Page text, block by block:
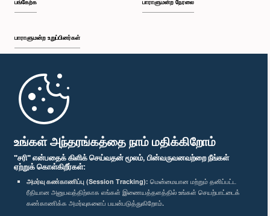
உங்கள் அந்தரங்கத்தை நாம் மதிக்கிறோம்
"சரி" என்பதைக் கிளிக் செய்வதன் மூலம், பின்வருவனவற்றை நீங்கள்
ஏற்றுக் கொள்கிறீர்கள்:
அமர்வு கண்காணிப்பு (Session Tracking): மென்மையான மற்றும் தனிப்பட்ட
ரீதியான அனுபவத்திற்காக எங்கள் இணையத்தளத்தில் உங்கள் செயற்பாட்டைக்
கண்காணிக்க அமர்வுகளைப் பயன்படுத்துகிறோம்.
பங்கேற்க
பாராளுமன்ற உறுப்பினர்கள்
முதற்பக்கம்
பாராளுமன்ற நேரலை
பாராளுமன்ற கையடக்க செயலி
எம்மை பின்தொடர்க :